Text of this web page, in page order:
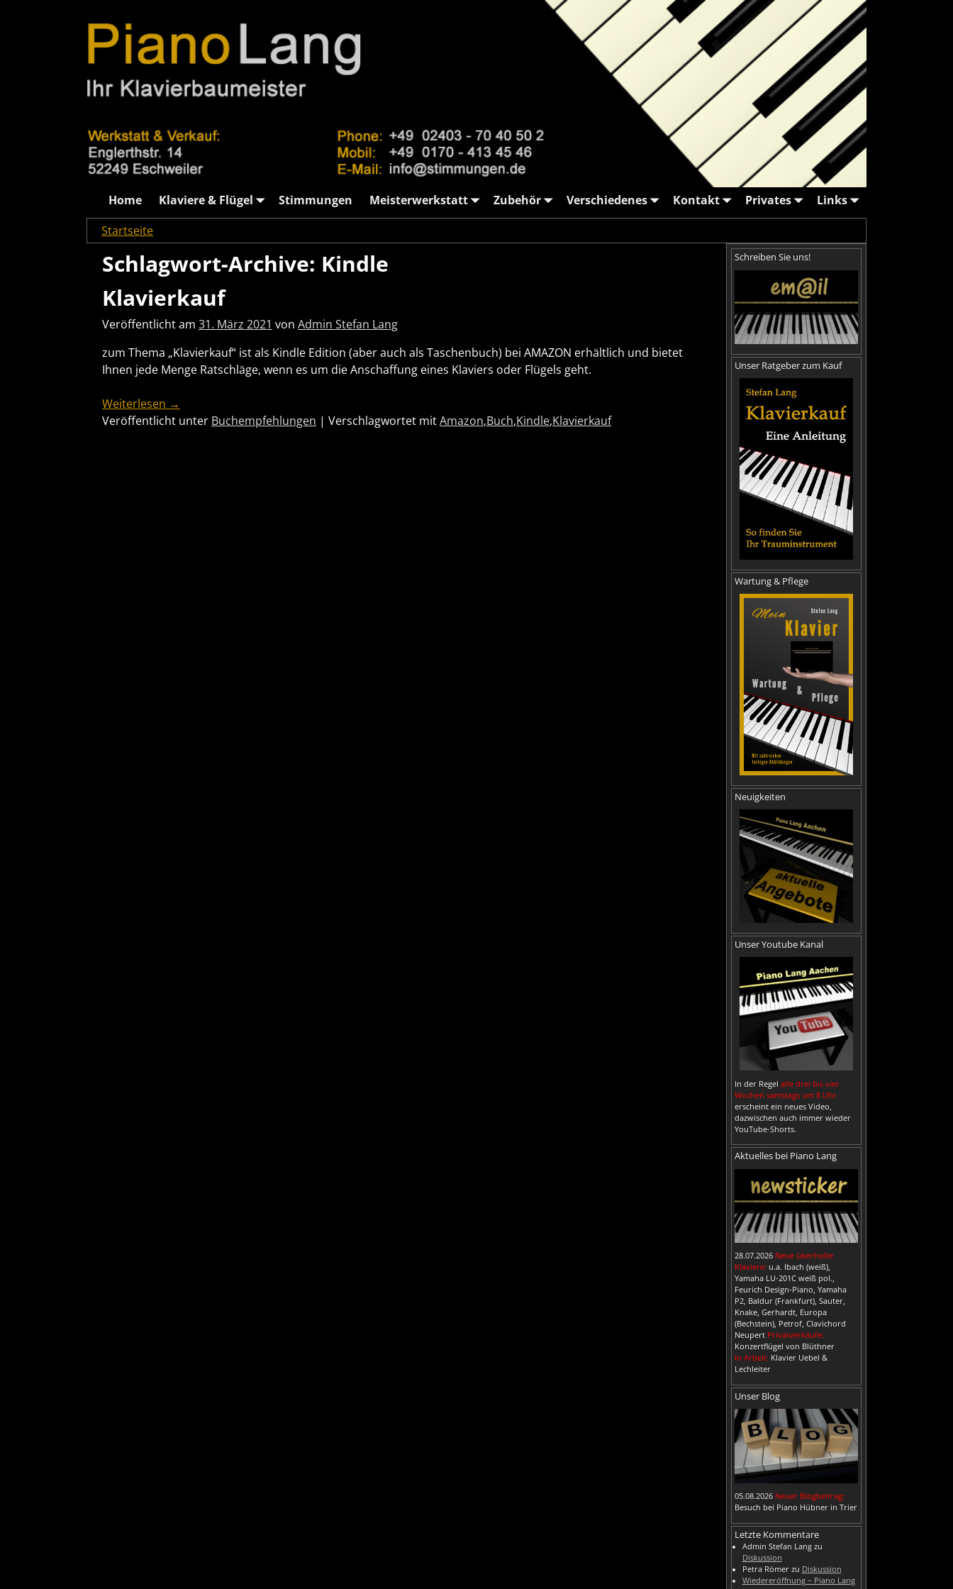
Home Klaviere & Flügel Stimmungen Meisterwerkstatt Zubehör Verschiedenes Kontakt Privates
Links
Startseite
Schlagwort-Archive: Kindle
Klavierkauf
Veröffentlicht am 31. März 2021 von Admin Stefan Lang
zum Thema „Klavierkauf“ ist als Kindle Edition (aber auch als Taschenbuch) bei AMAZON erhältlich und bietet
Ihnen jede Menge Ratschläge, wenn es um die Anschaffung eines Klaviers oder Flügels geht.
Weiterlesen →
Veröffentlicht unter Buchempfehlungen | Verschlagwortet mitAmazon,Buch,Kindle,Klavierkauf
Schreiben Sie uns!
Unser Ratgeber zum Kauf
Wartung & Pflege
Neuigkeiten
Unser Youtube Kanal
In der Regel alle drei bis vier
Wochen samstags um 8 Uhr
erscheint ein neues Video,
dazwischen auch immer wieder
YouTube-Shorts.
Aktuelles bei Piano Lang
28.07.2026 Neue überholte
Klaviere: u.a. Ibach (weiß),
Yamaha LU-201C weiß pol.,
Feurich Design-Piano, Yamaha
P2, Baldur (Frankfurt), Sauter,
Knake, Gerhardt, Europa
(Bechstein), Petrof, Clavichord
Neupert Privatverkäufe:
Konzertflügel von Blüthner
In Arbeit: Klavier Uebel &
Lechleiter
Unser Blog
05.08.2026 Neuer Blogbeitrag:
Besuch bei Piano Hübner in Trier
Letzte Kommentare
Admin Stefan Langzu
Diskussion
Petra Römerzu Diskussion
Wiedereröffnung – Piano Lang